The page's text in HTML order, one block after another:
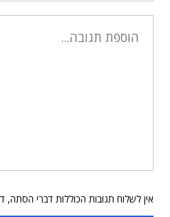
אין לשלוח תגובות הכוללות דברי הסתה,